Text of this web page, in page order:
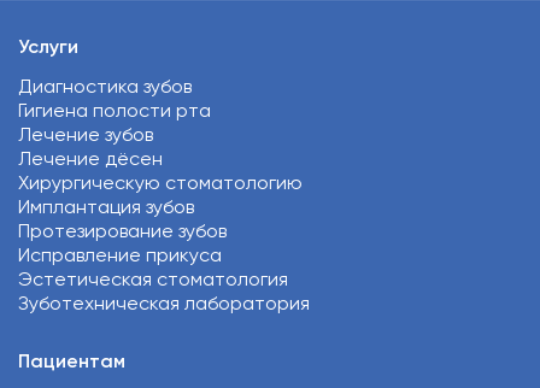
Услуги
Диагностика зубов
Гигиена полости рта
Лечение зубов
Лечение дёсен
Хирургическую стоматологию
Имплантация зубов
Протезирование зубов
Исправление прикуса
Эстетическая стоматология
Зуботехническая лаборатория
Пациентам